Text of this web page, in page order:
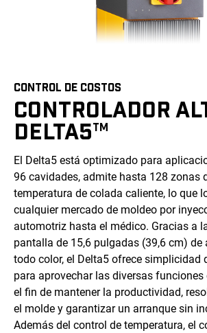
CONTROL DE COSTOS
CONTROLADOR
DELTA5TM
El Delta5 está optimizado para
96 cavidades, admite hasta 128 zonas
temperatura de colada caliente, lo que
cualquier mercado de moldeo por
automotriz hasta el médico. Gracias a
pantalla de 15,6 pulgadas (39,6 cm) de
todo color, el Delta5 ofrece simplicidad
para aprovechar las diversas
el fin de mantener la productividad,
el molde y garantizar un arranque sin
Además del control de temperatura, el